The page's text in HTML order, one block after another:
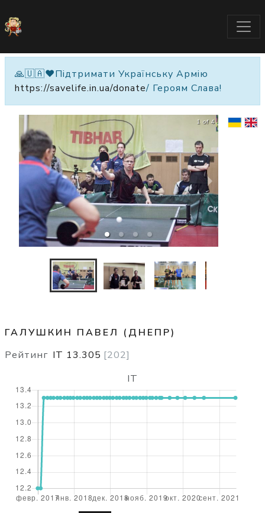
🙏🇺🇦❤️Підтримати Українську Армію
https://savelife.in.ua/donate/ Героям Слава!
1 of 4
ГАЛУШКИН ПАВЕЛ (ДНЕПР)
Рейтинг IT 13.305 [202]
IT